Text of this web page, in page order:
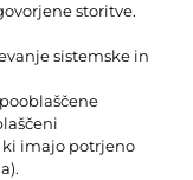
storitve.
sistemske in
ki imajo potrjeno